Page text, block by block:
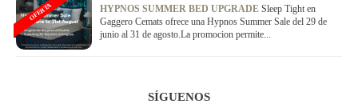
HYPNOS SUMMER BED UPGRADE Sleep Tight en
Gaggero Cemats ofrece una Hypnos Summer Sale del 29 de
junio al 31 de agosto.La promocion permite...
OFERTA
SÍGUENOS